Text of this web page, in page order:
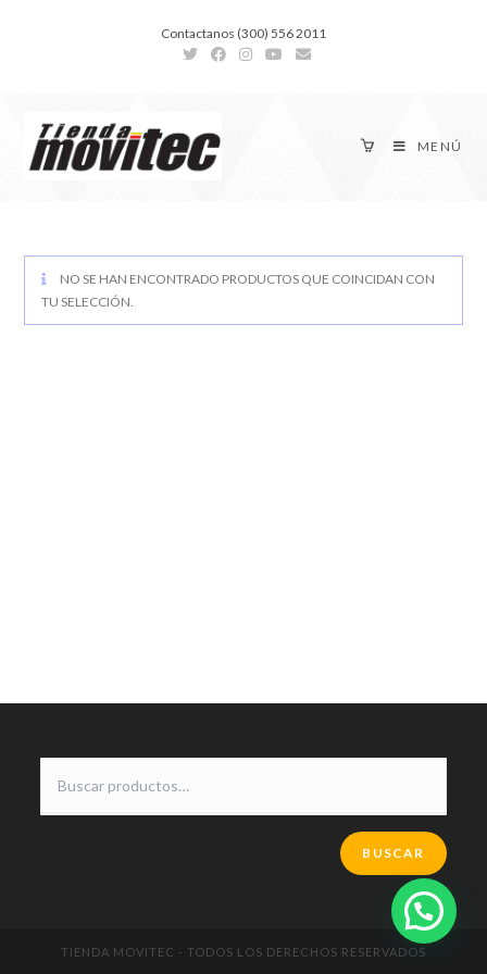
Contactanos (300) 556 2011
MENÚ
NO SE HAN ENCONTRADO PRODUCTOS QUE COINCIDAN CON
TU SELECCIÓN.
BUSCAR
TIENDA MOVITEC - TODOS LOS DERECHOS RESERVADOS